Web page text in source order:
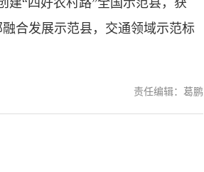
建“四好农村路”全国示范县，获
合发展示范县，交通领域示范标
责任编辑：葛鹏